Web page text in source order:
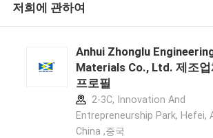
저희에 관하여
Anhui Zhonglu
Materials Co., Ltd. 제조업
프로필
2-3C, Innovation And
Entrepreneurship Park, Hefei,
China ,중국